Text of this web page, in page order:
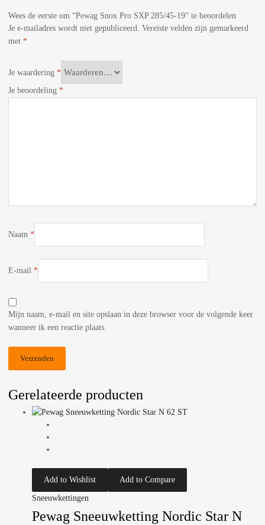
Wees de eerste om “Pewag Snox Pro SXP 285/45-19” te beoordelen
Je e-mailadres wordt niet gepubliceerd. Vereiste velden zijn gemarkeerd
met *
Je waardering *
Je beoordeling *
Naam *
E-mail *
Mijn naam, e-mail en site opslaan in deze browser voor de volgende keer
wanneer ik een reactie plaats.
Gerelateerde producten
Add to Wishlist Add to Compare
Sneeuwkettingen
Pewag Sneeuwketting Nordic Star N